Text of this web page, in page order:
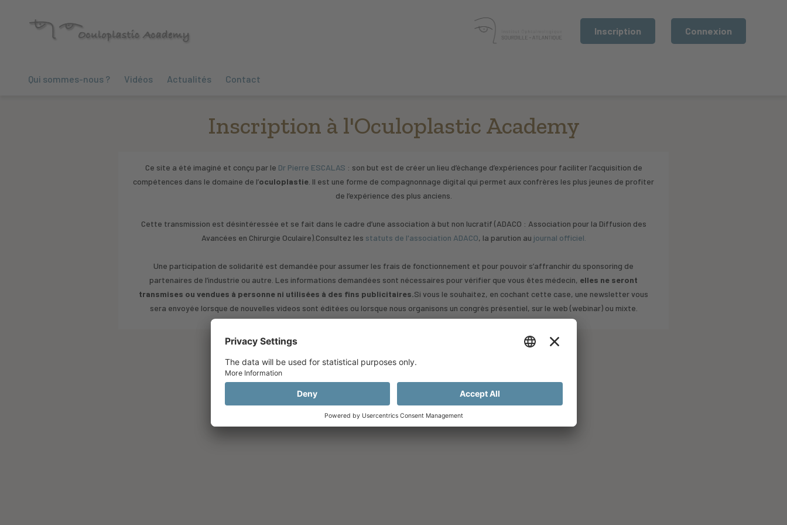
Inscription Connexion
Qui sommes-nous ? Vidéos Actualités Contact
Inscription à l'Oculoplastic Academy
Ce site a été imaginé et conçu par le Dr Pierre ESCALAS : son but est de créer un lieu d’échange d’expériences pour faciliter l’acquisition de
compétences dans le domaine de l’oculoplastie . Il est une forme de compagnonnage digital qui permet aux confrères les plus jeunes de profiter
de l’expérience des plus anciens.
Cette transmission est désintéressée et se fait dans le cadre d’une association à but non lucratif (ADACO : Association pour la Diffusion des
Avancées en Chirurgie Oculaire).Consultez les statuts de l'association ADACO, la parution au journal officiel.
Une participation de solidarité est demandée pour assumer les frais de fonctionnement et pour pouvoir s’affranchir du sponsoring de
partenaires de l’industrie ou autre. Les informations demandées sont nécessaires pour vérifier que vous êtes médecin, elles ne seront
transmises ou vendues à personne ni utilisées à des fins publicitaires.Si vous le souhaitez, en cochant cette case, une newsletter vous
sera envoyée lorsque de nouvelles videos sont éditées ou lorsque nous organisons un congrès présentiel, sur le web (webinar) ou mixte.
Vous avez déjà un compte ? Connectez-vous ici